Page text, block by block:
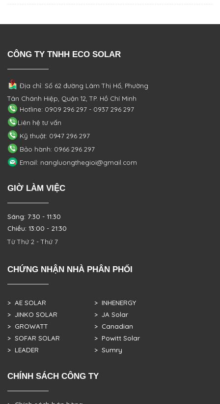
CÔNG TY TNHH ECO SOLAR
Địa chỉ: Số 62 đường Lâm Thị Hố, Phường
Tân Chánh Hiệp, Quận 12, TP. Hồ Chí Minh
Hotline: 0909 296 297 - 0937 296 297
Liên hệ tư vấn
Kỹ thuật: 0947 296 297
Bảo hành: 0966 296 297
Email: nangluongthegioi@gmail.com
GIỜ LÀM VIỆC
Sáng: 7:30 - 11:30
Chiều: 13:00 - 21:30
Từ Thứ 2 - Thứ 7
CHỨNG NHẬN NHÀ PHÂN PHỐI
> AE SOLAR
> JINKO SOLAR
> GROWATT
> SOFAR SOLAR
> LEADER
> INHENERGY
> JA Solar
> Canadian
> Powitt Solar
> Sumry
CHÍNH SÁCH CÔNG TY